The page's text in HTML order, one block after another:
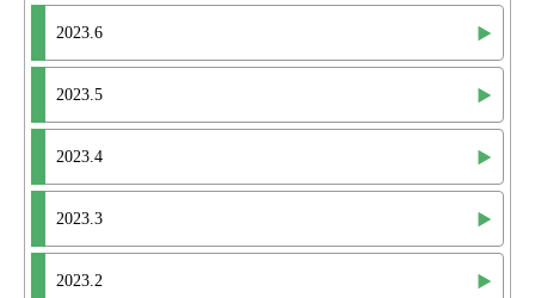
2023.6
2023.5
2023.4
2023.3
2023.2